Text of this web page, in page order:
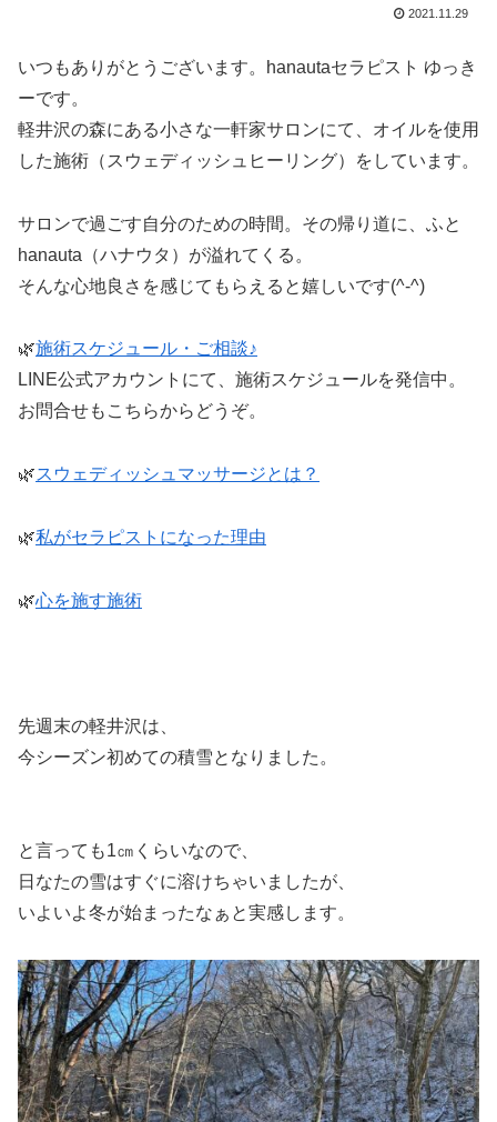
2021.11.29
いつもありがとうございます。hanautaセラピスト ゆっき
ーです。
軽井沢の森にある小さな一軒家サロンにて、オイルを使用
した施術（スウェディッシュヒーリング）をしています。
サロンで過ごす自分のための時間。その帰り道に、ふと
hanauta（ハナウタ）が溢れてくる。
そんな心地良さを感じてもらえると嬉しいです(^-^)
🌿施術スケジュール・ご相談♪
LINE公式アカウントにて、施術スケジュールを発信中。
お問合せもこちらからどうぞ。
🌿スウェディッシュマッサージとは？
🌿私がセラピストになった理由
🌿心を施す施術
先週末の軽井沢は、
今シーズン初めての積雪となりました。
と言っても1㎝くらいなので、
日なたの雪はすぐに溶けちゃいましたが、
いよいよ冬が始まったなぁと実感します。